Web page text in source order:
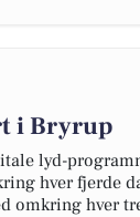
i Bryrup
lyd-
hver fjerde
omkring hver